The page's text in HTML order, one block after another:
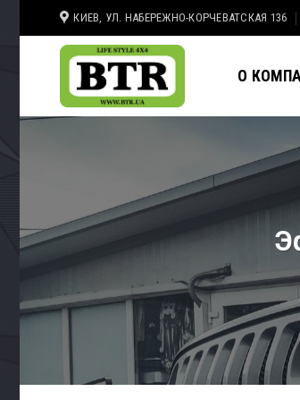
to
content
КИЕВ, УЛ. НАБЕРЕЖНО-КОРЧЕВАТСКАЯ 136
О